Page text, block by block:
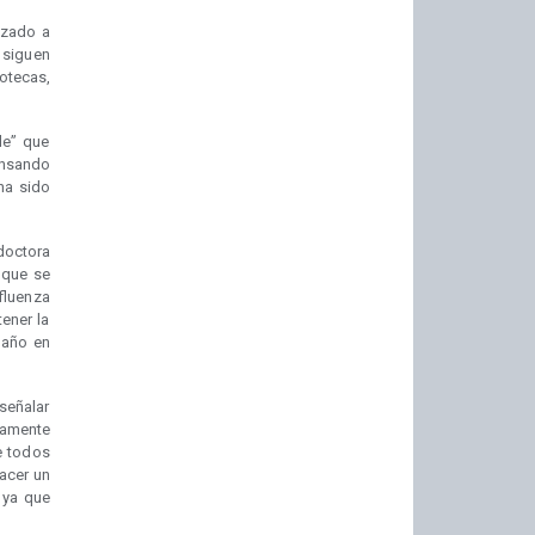
a
que
sido
se
la
en
todos
un
que